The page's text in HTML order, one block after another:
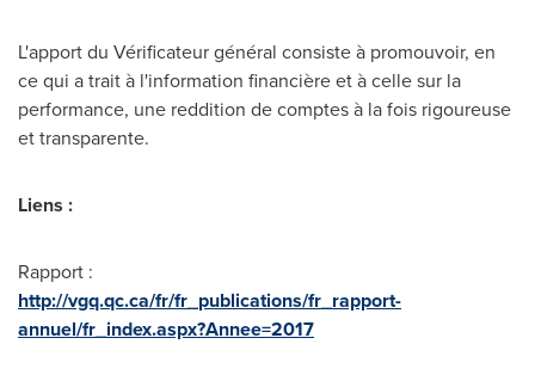
L'apport du Vérificateur général consiste à promouvoir, en
ce qui a trait à l'information financière et à celle sur la
performance, une reddition de comptes à la fois rigoureuse
et transparente.
Liens :
Rapport :
http://vgq.qc.ca/fr/fr_publications/fr_rapport-
annuel/fr_index.aspx?Annee=2017